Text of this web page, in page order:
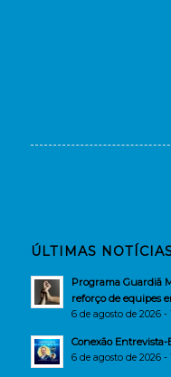
ÚLTIMAS
Programa Guardiã
reforço de equipes
6 de agosto de 2026 -
Conexão
6 de agosto de 2026 -